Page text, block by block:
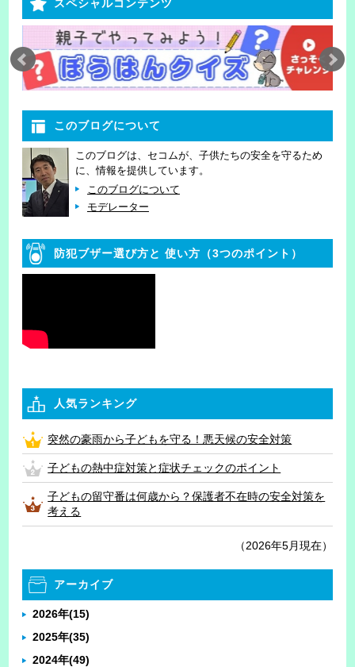
スペシャルコンテンツ
このブログについて
このブログは、セコムが、子供たちの安全を守るため
に、情報を提供しています。
このブログについて
モデレーター
防犯ブザー選び方と 使い方（3つのポイント）
人気ランキング
突然の豪雨から子どもを守る！悪天候の安全対策
子どもの熱中症対策と症状チェックのポイント
子どもの留守番は何歳から？保護者不在時の安全対策を
考える
（2026年5月現在）
アーカイブ
2026年(15)
2025年(35)
2024年(49)